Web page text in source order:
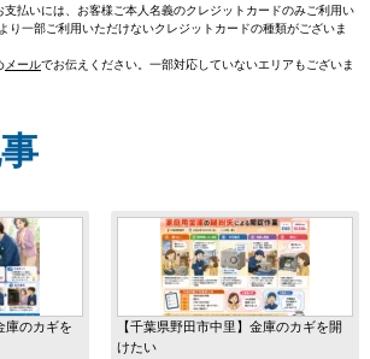
払いには、お客様ご本人名義のクレジットカードのみご利用い
一部ご利用いただけないクレジットカードの種類がございま
メールでお伝えください。一部対応していないエリアもございま
庫のカギを
【千葉県野田市中里】金庫のカギを開
けたい